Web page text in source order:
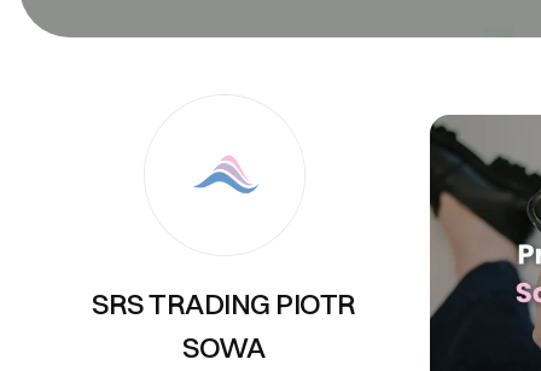
PR
Systemy teleinformatyczne
SRS TRADING PIOTR
SOWA